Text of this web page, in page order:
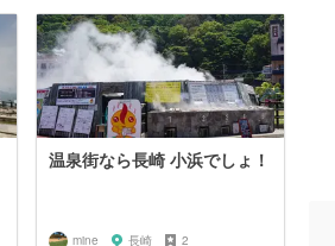
温泉街なら長崎 小浜でしょ！
mine 長崎 2